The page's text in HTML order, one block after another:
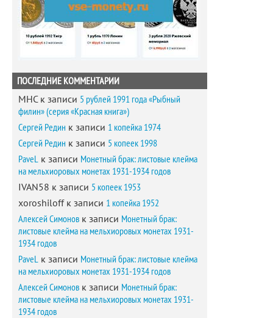
ПОСЛЕДНИЕ КОММЕНТАРИИ
MHCк записи 5 рублей 1991 года «Рыбный
филин» (серия «Красная книга»)
Сергей Редин к записи 1 копейка 1974
Сергей Редин к записи 5 копеек 1998
PaveL к записи Монетный брак: листовые клейма
на мельхиоровых монетах 1931-1934 годов
IVAN58 к записи 5 копеек 1953
xoroshiloffк записи 1 копейка 1952
Алексей Симонов к записи Монетный брак:
листовые клейма на мельхиоровых монетах 1931-
1934 годов
PaveL к записи Монетный брак: листовые клейма
на мельхиоровых монетах 1931-1934 годов
Алексей Симонов к записи Монетный брак:
листовые клейма на мельхиоровых монетах 1931-
1934 годов